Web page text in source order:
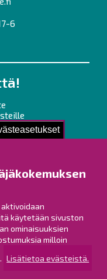
käytetään sivuston
ominaisuuksien
milloin
Lisätietoa evästeistä.
6